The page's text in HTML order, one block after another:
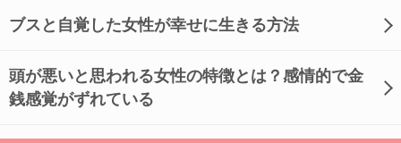
ブスと自覚した女性が幸せに生きる方法
頭が悪いと思われる女性の特徴とは？感情的で金
銭感覚がずれている